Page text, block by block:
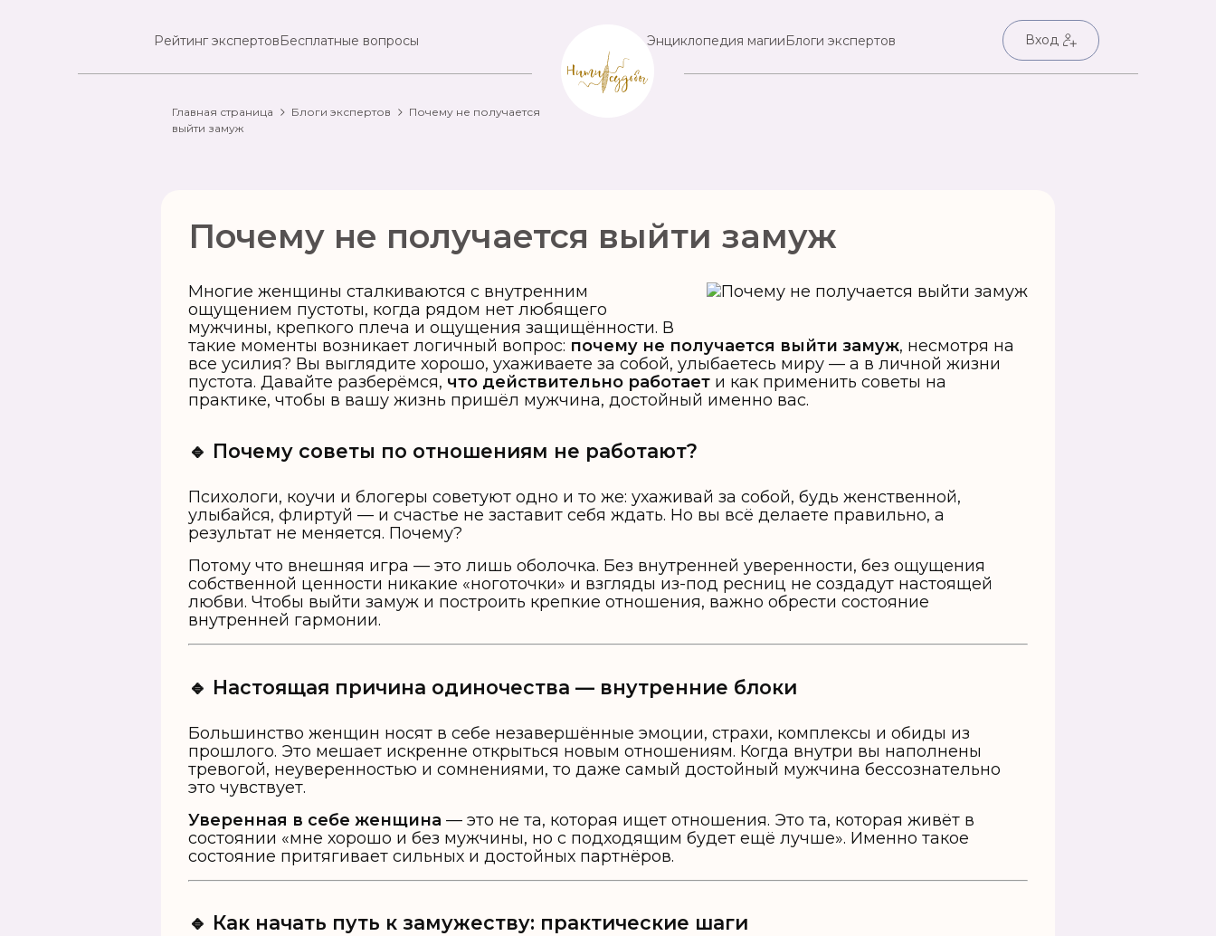
Рейтинг экспертовБесплатные вопросы Энциклопедия магииБлоги экспертов Вход
Главная страница Блоги экспертов
Почему не получается
выйти замуж
Почему не получается выйти замуж
Многие женщины сталкиваются с внутренним
ощущением пустоты, когда рядом нет любящего
мужчины, крепкого плеча и ощущения защищённости. В
такие моменты возникает логичный вопрос: почему не получается выйти замуж, несмотря на
все усилия? Вы выглядите хорошо, ухаживаете за собой, улыбаетесь миру — а в личной жизни
пустота. Давайте разберёмся, что действительно работает и как применить советы на
практике, чтобы в вашу жизнь пришёл мужчина, достойный именно вас.
🔹 Почему советы по отношениям не работают?
Психологи, коучи и блогеры советуют одно и то же: ухаживай за собой, будь женственной,
улыбайся, флиртуй — и счастье не заставит себя ждать. Но вы всё делаете правильно, а
результат не меняется. Почему?
Потому что внешняя игра — это лишь оболочка. Без внутренней уверенности, без ощущения
собственной ценности никакие «ноготочки» и взгляды из-под ресниц не создадут настоящей
любви. Чтобы выйти замуж и построить крепкие отношения, важно обрести состояние
внутренней гармонии.
🔹 Настоящая причина одиночества — внутренние блоки
Большинство женщин носят в себе незавершённые эмоции, страхи, комплексы и обиды из
прошлого. Это мешает искренне открыться новым отношениям. Когда внутри вы наполнены
тревогой, неуверенностью и сомнениями, то даже самый достойный мужчина бессознательно
это чувствует.
Уверенная в себе женщина — это не та, которая ищет отношения. Это та, которая живёт в
состоянии «мне хорошо и без мужчины, но с подходящим будет ещё лучше». Именно такое
состояние притягивает сильных и достойных партнёров.
🔹 Как начать путь к замужеству: практические шаги